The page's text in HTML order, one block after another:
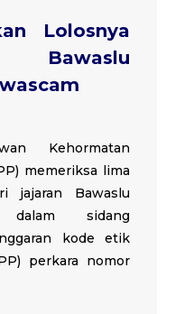
Lolosnya
Bawaslu
Kehormatan
memeriksa lima
jajaran Bawaslu
dalam sidang
kode etik
perkara nomor